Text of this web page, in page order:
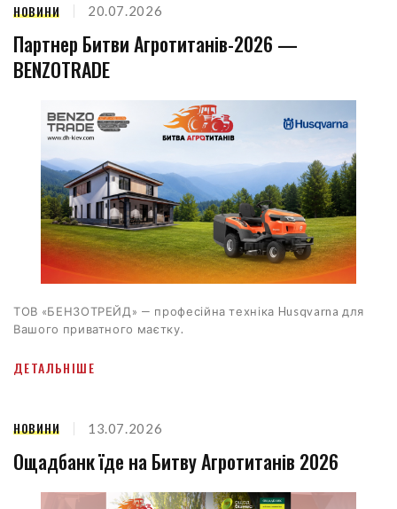
НОВИНИ 20.07.2026
Партнер Битви Агротитанів-2026 —
BENZOTRADE
ТОВ «БЕНЗОТРЕЙД» — професійна техніка Husqvarna для
Вашого приватного маєтку.
ДЕТАЛЬНІШЕ
НОВИНИ 13.07.2026
Ощадбанк їде на Битву Агротитанів 2026